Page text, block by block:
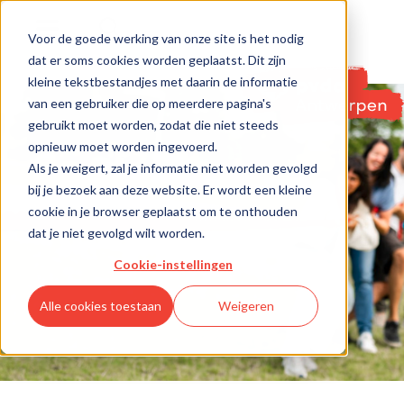
Voor de goede werking van onze site is het nodig
dat er soms cookies worden geplaatst. Dit zijn
kleine tekstbestandjes met daarin de informatie
van een gebruiker die op meerdere pagina's
gebruikt moet worden, zodat die niet steeds
opnieuw moet worden ingevoerd.
Als je weigert, zal je informatie niet worden gevolgd
bij je bezoek aan deze website. Er wordt een kleine
cookie in je browser geplaatst om te onthouden
dat je niet gevolgd wilt worden.
Cookie-instellingen
Alle cookies toestaan Weigeren